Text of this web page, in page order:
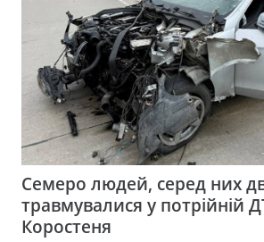
Семеро людей, серед них
травмувалися у потрійній
Коростеня